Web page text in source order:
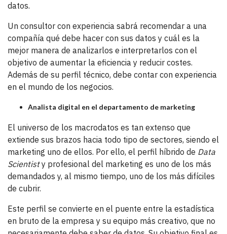
datos.
Un consultor con experiencia sabrá recomendar a una
compañía qué debe hacer con sus datos y cuál es la
mejor manera de analizarlos e interpretarlos con el
objetivo de aumentar la eficiencia y reducir costes.
Además de su perfil técnico, debe contar con experiencia
en el mundo de los negocios.
Analista digital en el departamento de marketing
El universo de los macrodatos es tan extenso que
extiende sus brazos hacia todo tipo de sectores, siendo el
marketing uno de ellos. Por ello, el perfil híbrido de Data
Scientisty profesional del marketing es uno de los más
demandados y, al mismo tiempo, uno de los más difíciles
de cubrir.
Este perfil se convierte en el puente entre la estadística
en bruto de la empresa y su equipo más creativo, que no